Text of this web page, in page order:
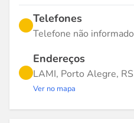
Telefones
Telefone não informado
Endereços
LAMI, Porto Alegre, RS
Ver no mapa